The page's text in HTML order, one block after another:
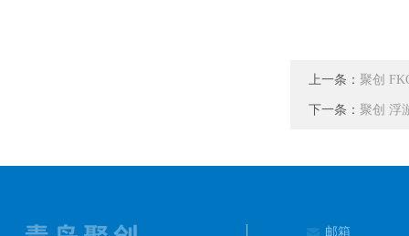
上一条： 聚创
下一条： 聚创 浮
邮箱